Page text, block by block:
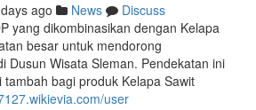
ago News
Discuss
yang dikombinasikan dengan Kelapa
besar untuk mendorong
Dusun Wisata Sleman. Pendekatan ini
bagi produk Kelapa Sawit
user